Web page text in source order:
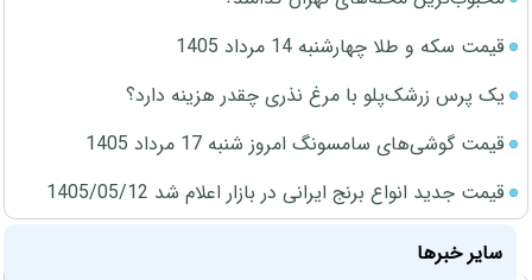
قیمت سکه و طلا چهارشنبه 14 مرداد 1405
یک پرس زرشک‌پلو با مرغ نذری چقدر هزینه دارد؟
قیمت گوشی‌های سامسونگ امروز شنبه 17 مرداد 1405
قیمت جدید انواع برنج ایرانی در بازار اعلام شد 1405/05/12
سایر خبرها